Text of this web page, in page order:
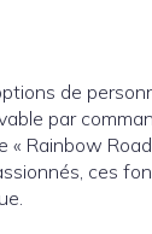
de
par
Rainbow
ces